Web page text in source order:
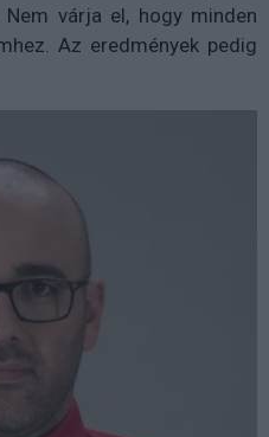
várja el, hogy minden
Az eredmények pedig